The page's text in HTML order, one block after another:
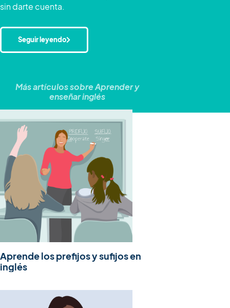
sin darte cuenta.
Seguir leyendo
Más artículos sobreAprender y
enseñar inglés
Aprende los prefijos y sufijos en
inglés